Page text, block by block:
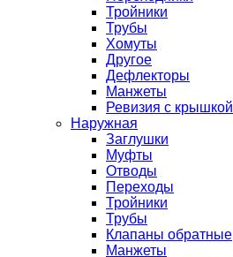
Тройники
Трубы
Хомуты
Другое
Дефлекторы
Манжеты
Ревизия с крышкой
Наружная
Заглушки
Муфты
Отводы
Переходы
Тройники
Трубы
Клапаны обратные
Манжеты